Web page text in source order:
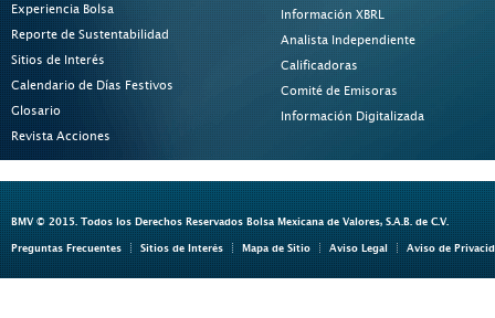
Experiencia Bolsa
Reporte de Sustentabilidad
Sitios de Interés
Calendario de Días Festivos
Glosario
Revista Acciones
Información XBRL
Analista Independiente
Calificadoras
Comité de Emisoras
Información Digitalizada
BMV © 2015. Todos los Derechos Reservados Bolsa Mexicana de Valores, S.A.B. de C.V.
Preguntas Frecuentes Sitios de Interés Mapa de Sitio Aviso Legal Aviso de